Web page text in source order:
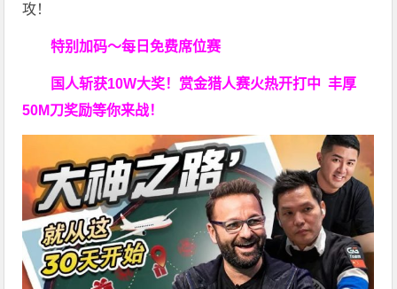
攻！
特别加码～每日免费席位赛
国人斩获10W大奖！ 赏金猎人赛火热开打中 丰厚
50M刀奖励等你来战！